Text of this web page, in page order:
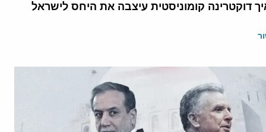
דוקטרינה קומוניסטית עיצבה את היחס לישראל